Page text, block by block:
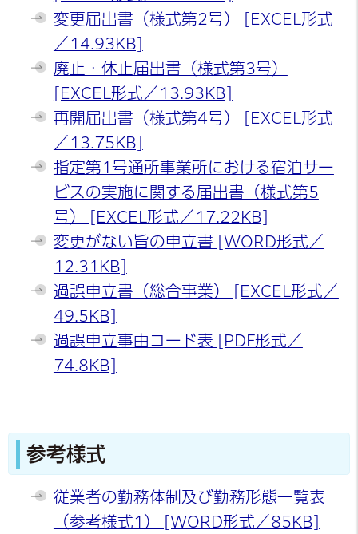
変更届出書（様式第2号） [EXCEL形式
／14.93KB]
廃止・休止届出書（様式第3号）
[EXCEL形式／13.93KB]
再開届出書（様式第4号） [EXCEL形式
／13.75KB]
指定第1号通所事業所における宿泊サー
ビスの実施に関する届出書（様式第5
号） [EXCEL形式／17.22KB]
変更がない旨の申立書 [WORD形式／
12.31KB]
過誤申立書（総合事業） [EXCEL形式／
49.5KB]
過誤申立事由コード表 [PDF形式／
74.8KB]
参考様式
従業者の勤務体制及び勤務形態一覧表
（参考様式1） [WORD形式／85KB]